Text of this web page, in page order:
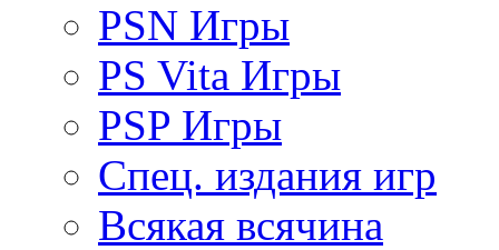
PSN Игры
PS Vita Игры
PSP Игры
Спец. издания игр
Всякая всячина